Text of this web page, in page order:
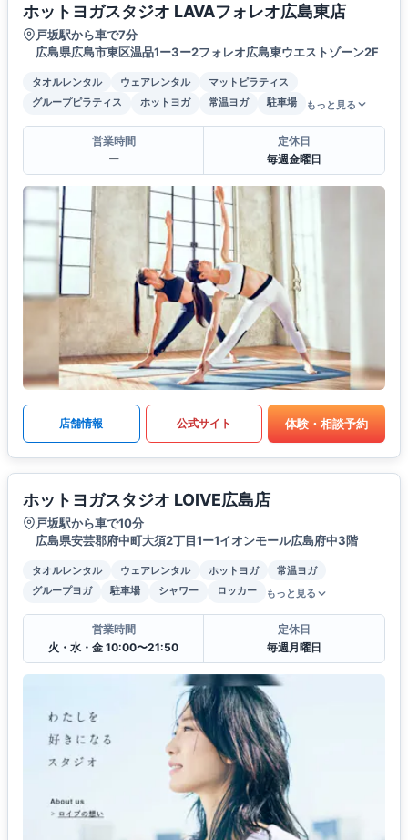
ホットヨガスタジオ LAVAフォレオ広島東店
戸坂駅から車で7分
広島県広島市東区温品1ー3ー2フォレオ広島東ウエストゾーン2F
タオルレンタル ウェアレンタル
マットピラティス
グループピラティス
ホットヨガ 常温ヨガ 駐車場 もっと見る
営業時間
ー
定休日
毎週金曜日
店舗情報 公式サイト 体験・相談予約
ホットヨガスタジオ LOIVE広島店
戸坂駅から車で10分
広島県安芸郡府中町大須2丁目1ー1イオンモール広島府中3階
タオルレンタル ウェアレンタル ホットヨガ
常温ヨガ
グループヨガ
駐車場 シャワー ロッカー もっと見る
営業時間
火・水・金 10:00〜21:50
定休日
毎週月曜日